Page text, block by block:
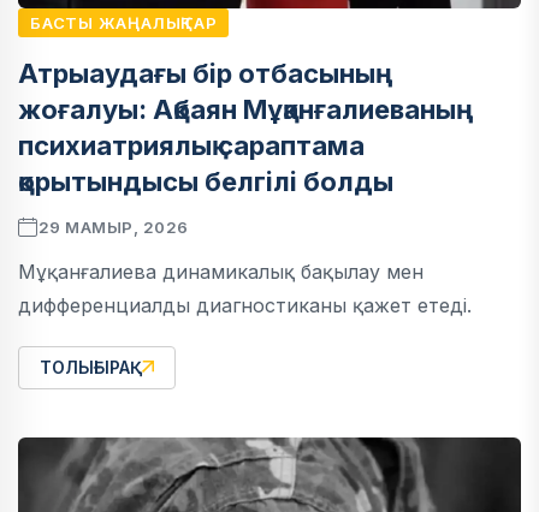
БАСТЫ ЖАҢАЛЫҚТАР
Атрыаудағы бір отбасының
жоғалуы: Ақбаян Мұқанғалиеваның
психиатриялық сараптама
қорытындысы белгілі болды
29 МАМЫР, 2026
Мұқанғалиева динамикалық бақылау мен
дифференциалды диагностиканы қажет етеді.
ТОЛЫҒЫРАҚ